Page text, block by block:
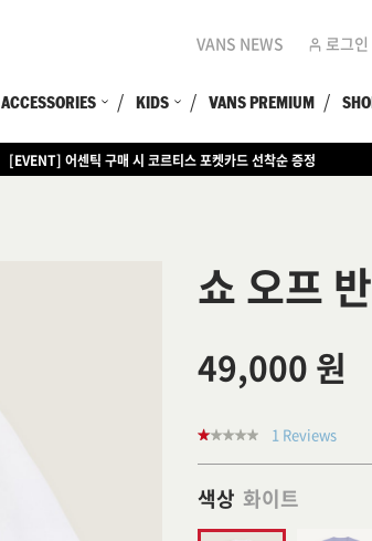
VANS NEWS 로그인
ACCESSORIES KIDS VANS PREMIUM
[EVENT] 어센틱 구매 시 코르티스 포켓카드 선착순 증정
[EVENT] 15만원 이상 구매 시 쿨러백 증정
쇼 오프
49,000 원
1 Reviews
색상 화이트